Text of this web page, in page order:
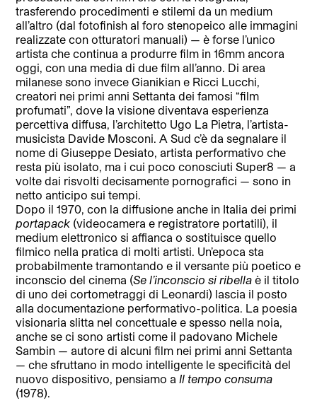
trasferendo procedimenti e stilemi da un medium
all’altro (dal fotofinish al foro stenopeico alle immagini
realizzate con otturatori manuali) — è forse l’unico
artista che continua a produrre film in 16mm ancora
oggi, con una media di due film all’anno. Di area
milanese sono invece Gianikian e Ricci Lucchi,
creatori nei primi anni Settanta dei famosi “film
profumati”, dove la visione diventava esperienza
percettiva diffusa, l’architetto Ugo La Pietra, l’artista-
musicista Davide Mosconi. A Sud c’è da segnalare il
nome di Giuseppe Desiato, artista performativo che
resta più isolato, ma i cui poco conosciuti Super8 — a
volte dai risvolti decisamente pornografici — sono in
netto anticipo sui tempi.
Dopo il 1970, con la diffusione anche in Italia dei primi
portapack (videocamera e registratore portatili), il
medium elettronico si affianca o sostituisce quello
filmico nella pratica di molti artisti. Un’epoca sta
probabilmente tramontando e il versante più poetico e
inconscio del cinema (Se l’inconscio si ribella è il titolo
di uno dei cortometraggi di Leonardi) lascia il posto
alla documentazione performativo-politica. La poesia
visionaria slitta nel concettuale e spesso nella noia,
anche se ci sono artisti come il padovano Michele
Sambin — autore di alcuni film nei primi anni Settanta
— che sfruttano in modo intelligente le specificità del
nuovo dispositivo, pensiamo a Il tempo consuma
(1978).